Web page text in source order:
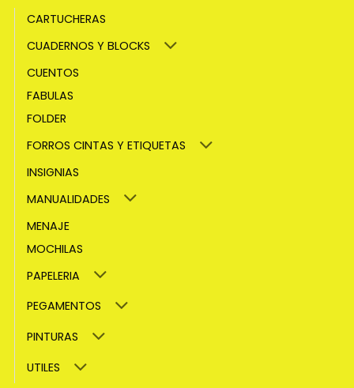
CARTUCHERAS
CUADERNOS Y BLOCKS
CUENTOS
FABULAS
FOLDER
FORROS CINTAS Y ETIQUETAS
INSIGNIAS
MANUALIDADES
MENAJE
MOCHILAS
PAPELERIA
PEGAMENTOS
PINTURAS
UTILES